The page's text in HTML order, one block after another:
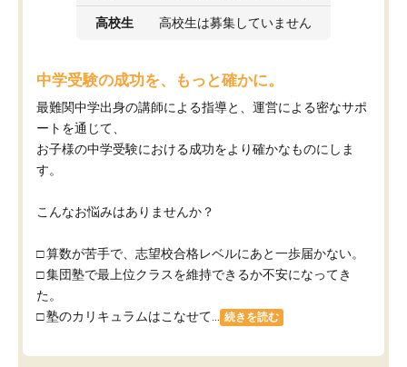
高校生 高校生は募集していません
中学受験の成功を、もっと確かに。
最難関中学出身の講師による指導と、運営による密なサポ
ートを通じて、
お子様の中学受験における成功をより確かなものにしま
す。
こんなお悩みはありませんか？
□ 算数が苦手で、志望校合格レベルにあと一歩届かない。
□ 集団塾で最上位クラスを維持できるか不安になってき
た。
□ 塾のカリキュラムはこなせて...
続きを読む